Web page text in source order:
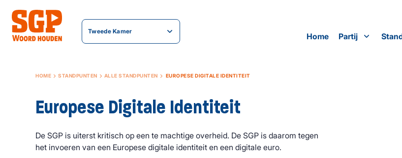
Tweede Kamer
Home Partij
HOME STANDPUNTEN ALLE STANDPUNTEN EUROPESE DIGITALE IDENTITEIT
Europese Digitale Identiteit
De SGP is uiterst kritisch op een te machtige overheid. De SGP is daarom tegen
het invoeren van een Europese digitale identiteit en een digitale euro.